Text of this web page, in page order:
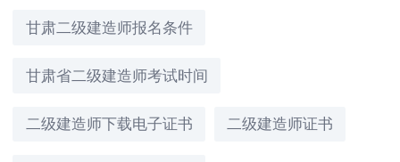
甘肃二级建造师报名条件
甘肃省二级建造师考试时间
二级建造师下载电子证书 二级建造师证书